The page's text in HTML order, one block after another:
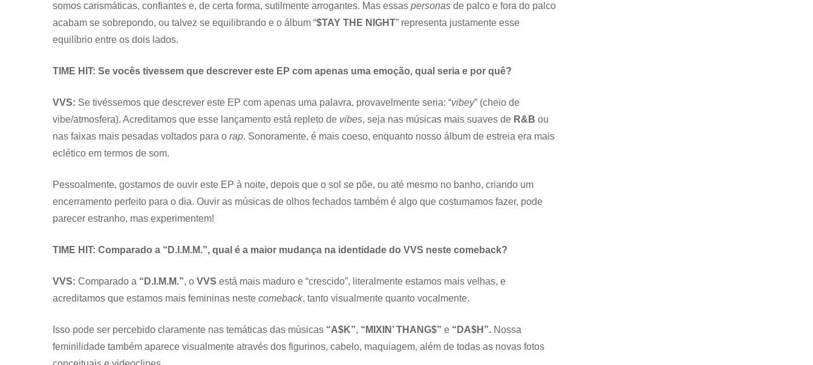
somos carismáticas, confiantes e, de certa forma, sutilmente arrogantes. Mas essas personas de palco e fora do palco
acabam se sobrepondo, ou talvez se equilibrando e o álbum “$TAY THE NIGHT” representa justamente esse
equilíbrio entre os dois lados.
TIME HIT: Se vocês tivessem que descrever este EP com apenas uma emoção, qual seria e por quê?
VVS: Se tivéssemos que descrever este EP com apenas uma palavra, provavelmente seria: “vibey” (cheio de
vibe/atmosfera). Acreditamos que esse lançamento está repleto de vibes, seja nas músicas mais suaves de R&B ou
nas faixas mais pesadas voltados para o rap. Sonoramente, é mais coeso, enquanto nosso álbum de estreia era mais
eclético em termos de som.
Pessoalmente, gostamos de ouvir este EP à noite, depois que o sol se põe, ou até mesmo no banho, criando um
encerramento perfeito para o dia. Ouvir as músicas de olhos fechados também é algo que costumamos fazer, pode
parecer estranho, mas experimentem!
TIME HIT: Comparado a “D.I.M.M.”, qual é a maior mudança na identidade do VVS neste comeback?
VVS: Comparado a “D.I.M.M.”, o VVS está mais maduro e “crescido”, literalmente estamos mais velhas, e
acreditamos que estamos mais femininas neste comeback, tanto visualmente quanto vocalmente.
Isso pode ser percebido claramente nas temáticas das músicas “A$K”, “MIXIN’ THANG$” e “DA$H”. Nossa
feminilidade também aparece visualmente através dos figurinos, cabelo, maquiagem, além de todas as novas fotos